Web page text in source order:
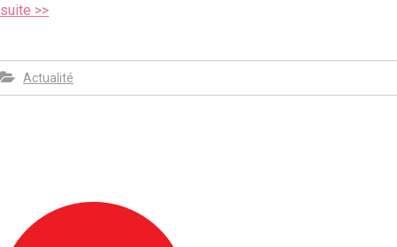
suite >>
Actualité